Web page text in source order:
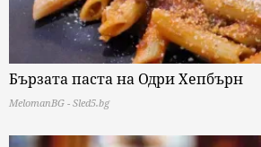
Бързата паста на Одри Хепбърн
MelomanBG - Sled5.bg